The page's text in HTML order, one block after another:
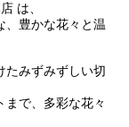
は、
、豊かな花々と温
たみずみずしい切
まで、多彩な花々